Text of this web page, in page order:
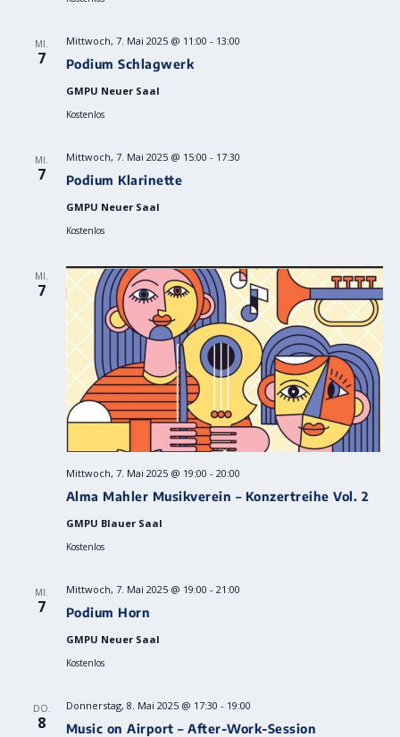
MI.
7 Podium Schlagwerk
Mittwoch, 7. Mai 2025 @ 11:00 - 13:00
GMPU Neuer Saal
Kostenlos
MI.
7 Podium Klarinette
Mittwoch, 7. Mai 2025 @ 15:00 - 17:30
GMPU Neuer Saal
Kostenlos
MI.
7
Alma Mahler Musikverein – Konzertreihe Vol. 2
Mittwoch, 7. Mai 2025 @ 19:00 - 20:00
GMPU Blauer Saal
Kostenlos
MI.
7 Podium Horn
Mittwoch, 7. Mai 2025 @ 19:00 - 21:00
GMPU Neuer Saal
Kostenlos
DO.
8 Music on Airport – After-Work-Session
Donnerstag, 8. Mai 2025 @ 17:30 - 19:00